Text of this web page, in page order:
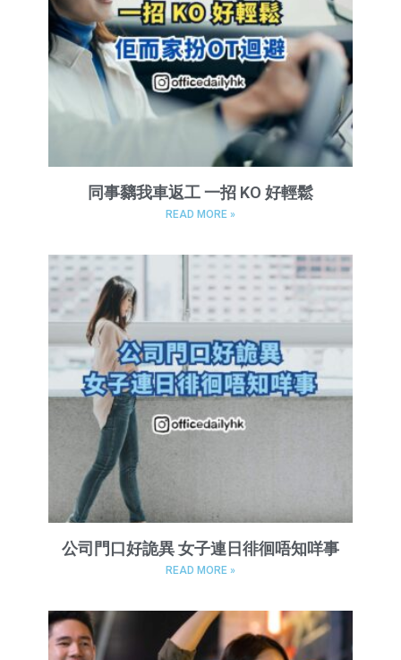
同事黐我車返工 一招 KO 好輕鬆
READ MORE »
公司門口好詭異 女子連日徘徊唔知咩事
READ MORE »